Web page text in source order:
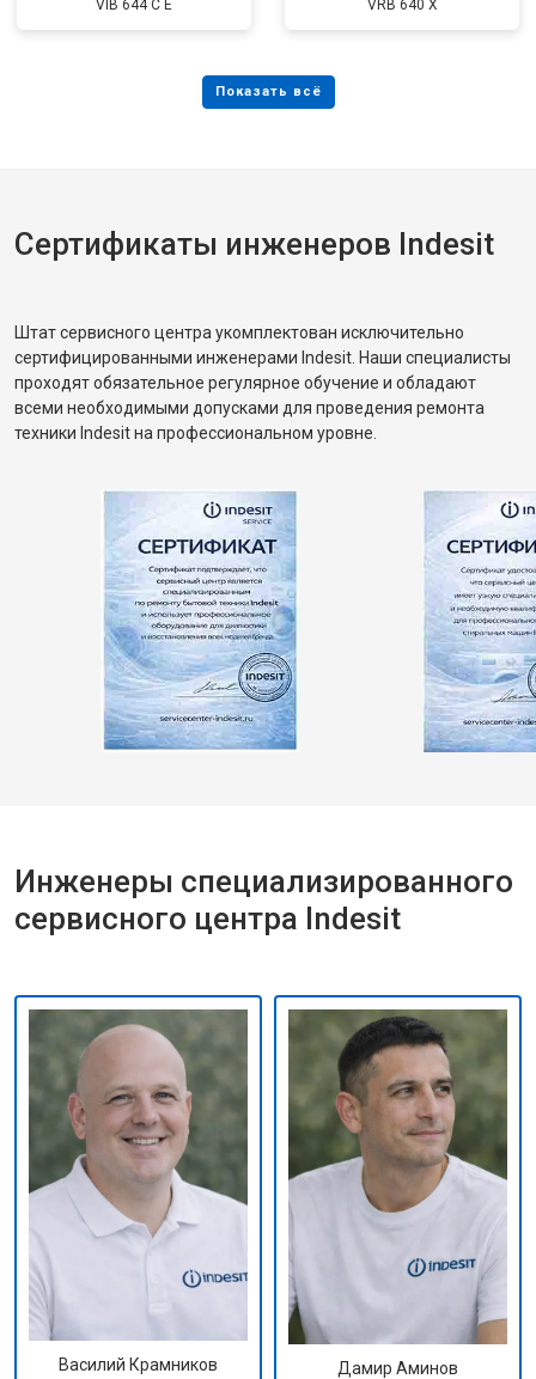
VIB 644 C E VRB 640 X
Сертификаты инженеров Indesit
Штат сервисного центра укомплектован исключительно
сертифицированными инженерами Indesit. Наши специалисты
проходят обязательное регулярное обучение и обладают
всеми необходимыми допусками для проведения ремонта
техники Indesit на профессиональном уровне.
Инженеры специализированного
сервисного центра Indesit
Василий Крамников Дамир Аминов